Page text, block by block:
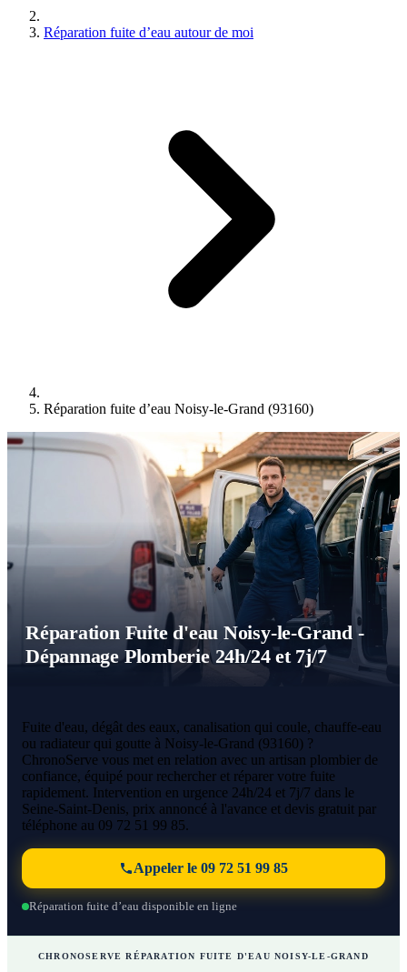
Réparation fuite d’eau autour de moi
Réparation fuite d’eau Noisy-le-Grand (93160)
Réparation Fuite d'eau Noisy-le-Grand -
Dépannage Plomberie 24h/24 et 7j/7
Fuite d'eau, dégât des eaux, canalisation qui coule, chauffe-eau
ou radiateur qui goutte à Noisy-le-Grand (93160) ?
ChronoServe vous met en relation avec un artisan plombier de
confiance, équipé pour rechercher et réparer votre fuite
rapidement. Intervention en urgence 24h/24 et 7j/7 dans le
Seine-Saint-Denis, prix annoncé à l'avance et devis gratuit par
téléphone au 09 72 51 99 85.
Appeler le 09 72 51 99 85
Réparation fuite d’eau disponible en ligne
CHRONOSERVE RÉPARATION FUITE D'EAU NOISY-LE-GRAND